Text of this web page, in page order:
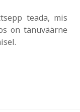
teada, mis
on tänuväärne